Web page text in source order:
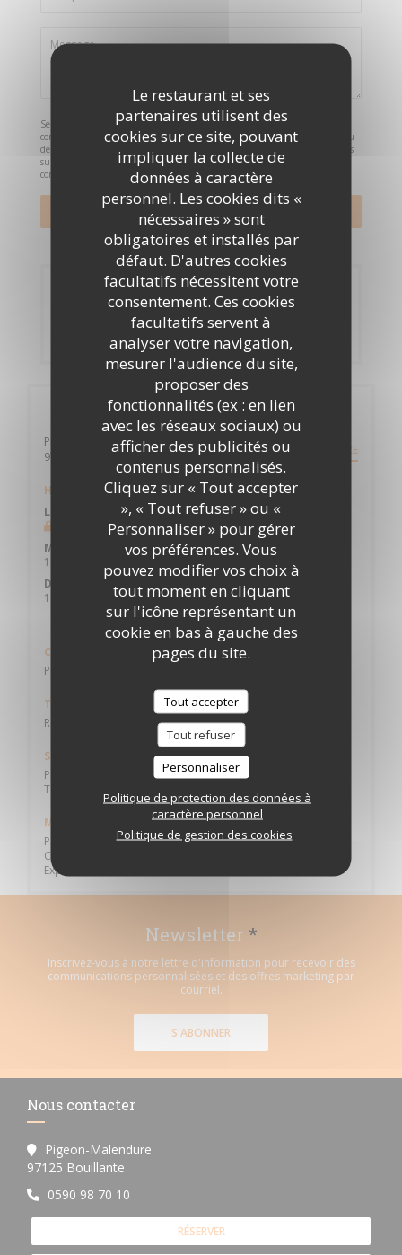
Le restaurant et ses
partenaires utilisent des
cookies sur ce site, pouvant
impliquer la collecte de
données à caractère
personnel. Les cookies dits «
nécessaires » sont
obligatoires et installés par
défaut. D'autres cookies
facultatifs nécessitent votre
consentement. Ces cookies
facultatifs servent à
analyser votre navigation,
mesurer l'audience du site,
proposer des
fonctionnalités (ex : en lien
avec les réseaux sociaux) ou
afficher des publicités ou
contenus personnalisés.
Cliquez sur « Tout accepter
», « Tout refuser » ou «
Personnaliser » pour gérer
vos préférences. Vous
pouvez modifier vos choix à
tout moment en cliquant
sur l'icône représentant un
cookie en bas à gauche des
pages du site.
Tout accepter
Tout refuser
Personnaliser
Politique de protection des données à
caractère personnel
Politique de gestion des cookies
Selon l'article L.223-2 du code de la consommation, il est rappelé que le
consommateur peut user de son droit à s'inscrire sur la liste d'opposition au
démarchage téléphonique Bloctel :
bloctel.gouv.fr
. Pour plus d'informations
sur le traitement de vos données, consultez notrepolitique de
confidentialité
Réservation
RÉSERVER
Infos pratiques
Pigeon-Malendure
97125 Bouillante ((ouvre une nouvelle fenêtre)) ITINÉRAIRE
Horaires
Lun
Mer
11h45 - 14h30 *
19h00 - 21h30 *
Dimanche
11h45 - 15h00 *
* Uniquement sur réservation
Cuisine
Produits frais, Terroir, Traditionnel, Fait maison
Type de restaurant
Restaurant Bistronomique
Services
Privatisation, Accès aux personnes à mobilité réduite,
Terrasse, Wifi
Moyens de paiement
Paiement Sans Contact, Espèces, Chèques Vacances, Sans
Contact, Apple Pay, Eurocard/Mastercard, Visa, American
Express, Carte Bleue
Newsletter *
Inscrivez-vous à notre lettre d'information pour recevoir des
communications personnalisées et des offres marketing par
courriel.
S'ABONNER
Nous contacter
Pigeon-Malendure
97125 Bouillante
0590 98 70 10
RÉSERVER